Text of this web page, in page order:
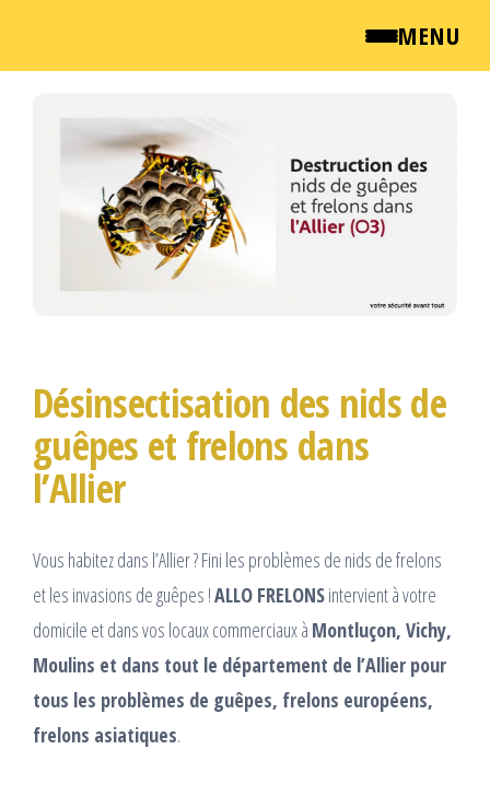
MENU
NEWSROOM
ENGLISH
Passer
Désinsectisation des nids de
guêpes et frelons dans
l’Allier
Vous habitez dans l’Allier ? Fini les problèmes de nids de frelons
et les invasions de guêpes !ALLO FRELONSintervient à votre
domicile et dans vos locaux commerciaux à Montluçon, Vichy,
Moulins et dans tout le département de l’Allier pour
tous les problèmes de guêpes, frelons européens,
frelons asiatiques.